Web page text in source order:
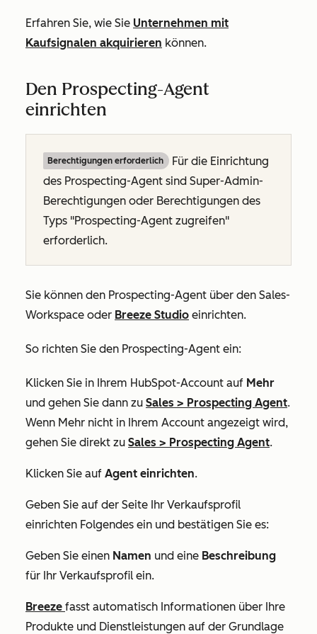
Erfahren Sie, wie Sie Unternehmen mit
Kaufsignalen akquirieren können.
Den Prospecting-Agent
einrichten
Berechtigungen erforderlich
Für die Einrichtung
des Prospecting-Agent sind Super-Admin-
Berechtigungen oder Berechtigungen des
Typs "Prospecting-Agent zugreifen"
erforderlich.
Sie können den Prospecting-Agent über den Sales-
Workspace oder Breeze Studio einrichten.
So richten Sie den Prospecting-Agent ein:
Klicken Sie in Ihrem HubSpot-Account auf Mehr
und gehen Sie dann zu Sales > Prospecting Agent.
Wenn Mehr nicht in Ihrem Account angezeigt wird,
gehen Sie direkt zu Sales > Prospecting Agent.
Klicken Sie auf Agent einrichten.
Geben Sie auf der Seite Ihr Verkaufsprofil
einrichten Folgendes ein und bestätigen Sie es:
Geben Sie einen Namen und eine Beschreibung
für Ihr Verkaufsprofil ein.
Breeze fasst automatisch Informationen über Ihre
Produkte und Dienstleistungen auf der Grundlage